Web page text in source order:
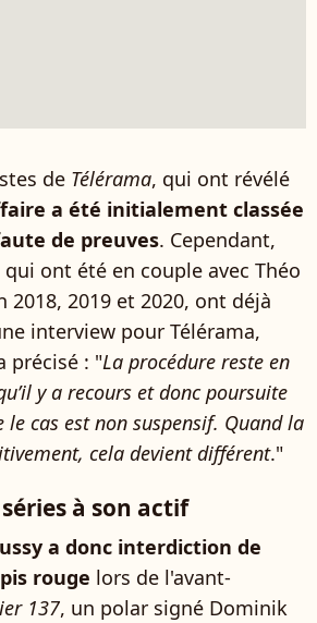
de Télérama, qui ont révélé
a été initialement classée
de preuves. Cependant,
ont été en couple avec Théo
2018, 2019 et 2020, ont déjà
interview pour Télérama,
précisé : "La procédure reste en
y a recours et donc poursuite
le cas est non suspensif. Quand la
cela devient différent."
à son actif
a donc interdiction de
rouge lors de l'avant-
137, un polar signé Dominik